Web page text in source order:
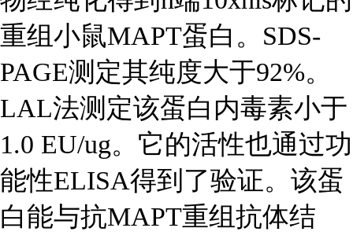
重组小鼠MAPT蛋白。SDS-
PAGE测定其纯度大于92%。
LAL法测定该蛋白内毒素小于
1.0 EU/ug。它的活性也通过功
能性ELISA得到了验证。该蛋
白能与抗MAPT重组抗体结